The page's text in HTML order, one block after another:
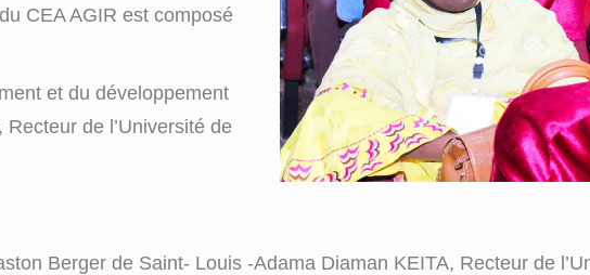
CEA AGIR est composé
et du développement
de l’Université de
Berger de Saint- Louis -Adama Diaman KEITA, Recteur de